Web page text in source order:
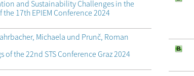
and Sustainability Challenges in the
the 17th EPIEM Conference 2024
Michaela und Prunč, Roman
of the 22nd STS Conference Graz 2024